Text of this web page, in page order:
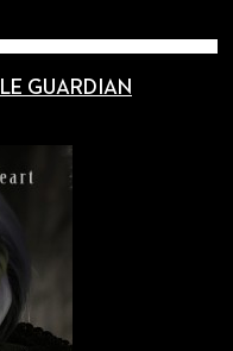
GUARDIAN